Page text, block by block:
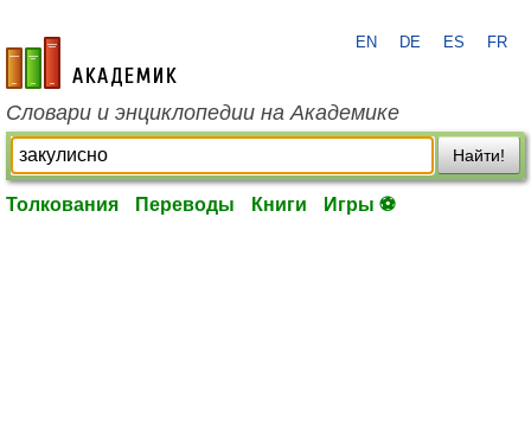
academic.ru
EN DE ES FR
Словари и энциклопедии на Академике
Найти!
Толкования Переводы Книги Игры ⚽